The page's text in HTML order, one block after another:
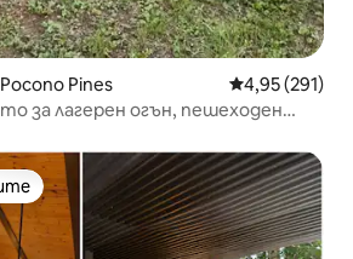
Pines Средна
4,95 (291)
за лагерен огън, пешеходен
на гостите